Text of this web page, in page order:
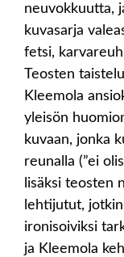
neuvokkuutta,
kuvasarja
fetsi,
Teosten
Kleemola
yleisön
kuvaan, jonka
reunalla (”ei
lisäksi teosten
lehtijutut,
ironisoiviksi
ja Kleemola